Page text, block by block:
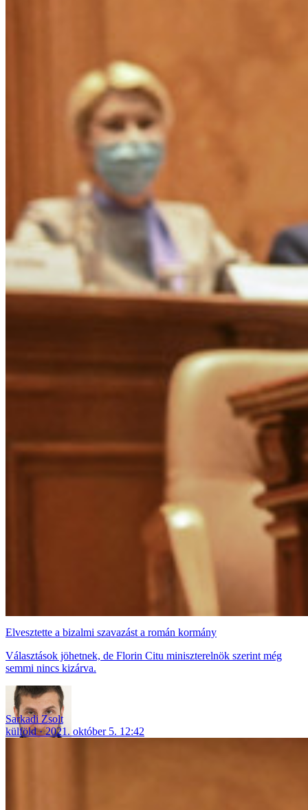
Elvesztette a bizalmi szavazást a román kormány
Választások jöhetnek, de Florin Citu miniszterelnök szerint még
semmi nincs kizárva.
Sarkadi Zsolt
külföld
2021. október 5. 12:42